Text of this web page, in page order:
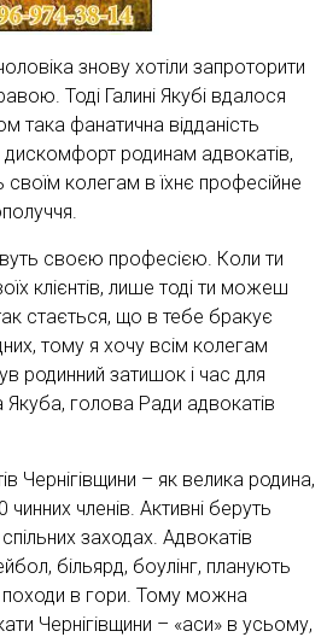
знову хотіли запроторити
Тоді Галині Якубі вдалося
така фанатична відданість
дискомфорт родинам адвокатів,
своїм колегам в їхнє професійне
своєю професією. Коли ти
клієнтів, лише тоді ти можеш
стається, що в тебе бракує
тому я хочу всім колегам
родинний затишок і час для
Якуба, голова Ради адвокатів
Чернігівщини – як велика родина,
членів. Активні беруть
заходах. Адвокатів
більярд, боулінг, планують
походи в гори. Тому можна
Чернігівщини – «аси» в усьому,